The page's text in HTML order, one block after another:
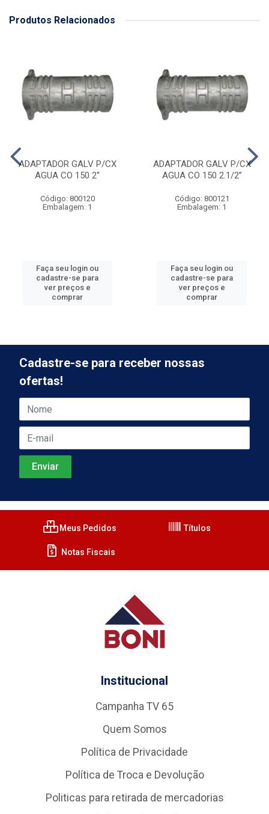
Produtos Relacionados
ADAPTADOR GALV P/CX
AGUA CO 150 2''
Código: 800120
Embalagem: 1
Faça seu login ou
cadastre-se para
ver preços e
comprar
ADAPTADOR GALV P/CX
AGUA CO 150 2.1/2”
Código: 800121
Embalagem: 1
Faça seu login ou
cadastre-se para
ver preços e
comprar
Cadastre-se para receber nossas
ofertas!
Meus Pedidos Títulos
Notas Fiscais
Institucional
Campanha TV 65
Quem Somos
Política de Privacidade
Política de Troca e Devolução
Politicas para retirada de mercadorias